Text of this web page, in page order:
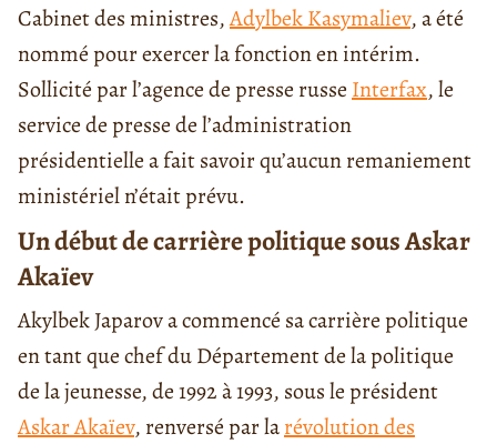
Cabinet des ministres,Adylbek Kasymaliev, a été
nommé pour exercer la fonction en intérim.
Sollicité par l’agence de presse russe Interfax, le
service de presse de l’administration
présidentielle a fait savoir qu’aucun remaniement
ministériel n’était prévu.
Un début de carrière politique sous Askar
Akaïev
Akylbek Japarov a commencé sa carrière politique
en tant que chef du Département de la politique
de la jeunesse, de 1992 à 1993, sous le président
Askar Akaïev, renversé par larévolution des